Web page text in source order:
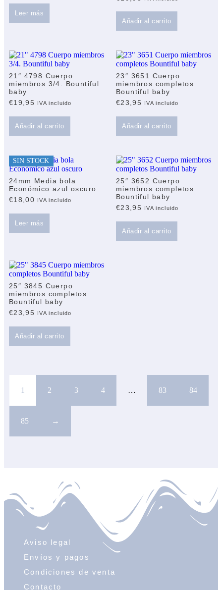
Leer más
Añadir al carrito
21″ 4798 Cuerpo
miembros 3/4. Bountiful
baby
€19,95 IVA incluido
Añadir al carrito
23″ 3651 Cuerpo
miembros completos
Bountiful baby
€23,95 IVA incluido
Añadir al carrito
SIN STOCK
24mm Media bola
Económico azul oscuro
€18,00 IVA incluido
Leer más
25″ 3652 Cuerpo
miembros completos
Bountiful baby
€23,95 IVA incluido
Añadir al carrito
25″ 3845 Cuerpo
miembros completos
Bountiful baby
€23,95 IVA incluido
Añadir al carrito
1 2 3 4 … 83 84
85 →
Aviso legal
Envíos y pagos
Condiciones de venta
Contacto